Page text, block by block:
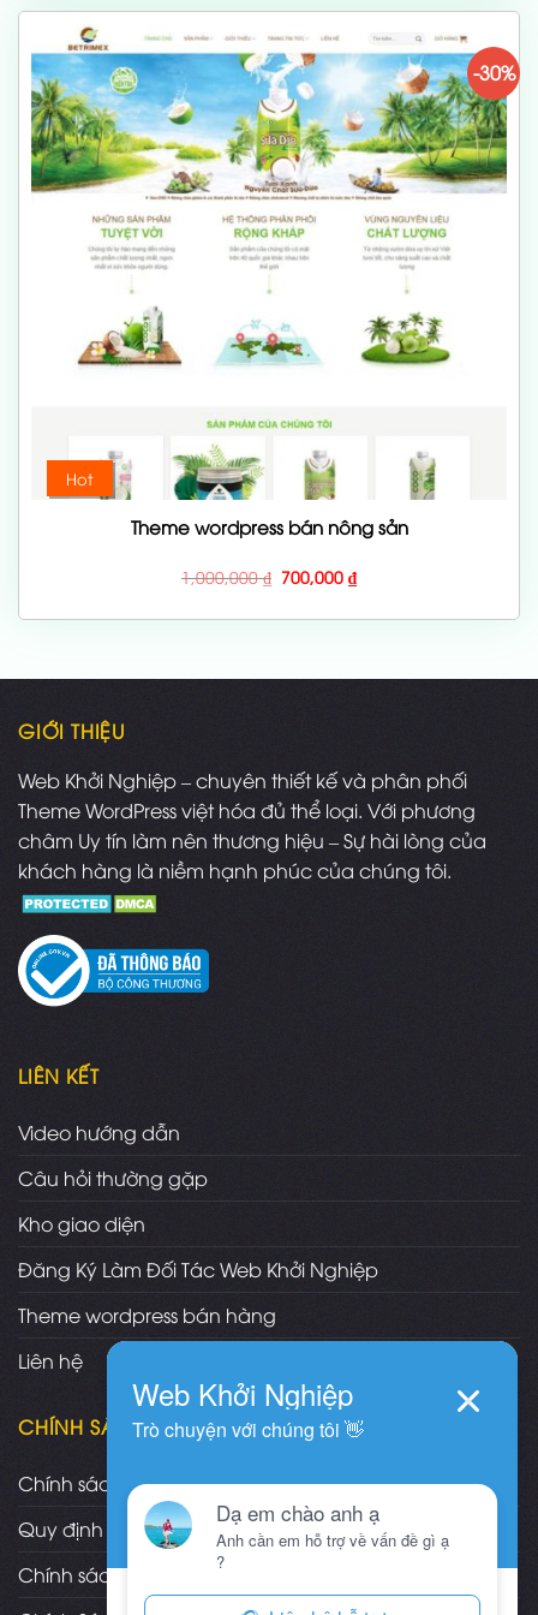
-30%
Hot
Theme wordpress bán nông sản
1,000,000₫ Giá
gốc
1,000,000 ₫.
700,000₫Giá
hiện
là:
GIỚI THIỆU
Web Khởi Nghiệp – chuyên thiết kế và phân phối
Theme WordPress việt hóa đủ thể loại. Với phương
châm Uy tín làm nên thương hiệu – Sự hài lòng của
khách hàng là niềm hạnh phúc của chúng tôi.
LIÊN KẾT
Video hướng dẫn
Câu hỏi thường gặp
Kho giao diện
Đăng Ký Làm Đối Tác Web Khởi Nghiệp
Theme wordpress bán hàng
Liên hệ
CHÍNH SÁCH
Chính sách và quy định chung
Quy định và hình thức thanh toán
Chính sách vận chuyển/giao nhận/cài đặt